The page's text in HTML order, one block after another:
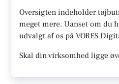
Oversigten indeholder
meget mere. Uanset om du
udvalgt af os på VORES
Skal din virksomhed ligge